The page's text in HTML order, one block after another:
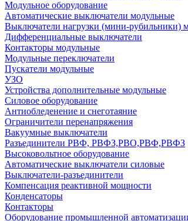
Модульное оборудование
Автоматические выключатели модульные
Выключатели нагрузки (мини-рубильники)
Дифференциальные выключатели
Контакторы модульные
Модульные переключатели
Пускатели модульные
УЗО
Устройства дополнительные модульные
Силовое оборудование
Антиобледенение и снеготаяние
Ограничители перенапряжения
Вакуумные выключатели
Разъединители РВФ, РВФЗ,РВО,РВФ,РВФЗ
Высоковольтное оборудование
Автоматические выключатели cиловые
Выключатели-разъединители
Компенсация реактивной мощности
Конденсаторы
Контакторы
Оборудование промышленной